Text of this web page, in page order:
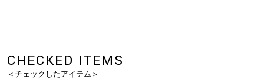
CHECKED ITEMS
＜チェックしたアイテム＞